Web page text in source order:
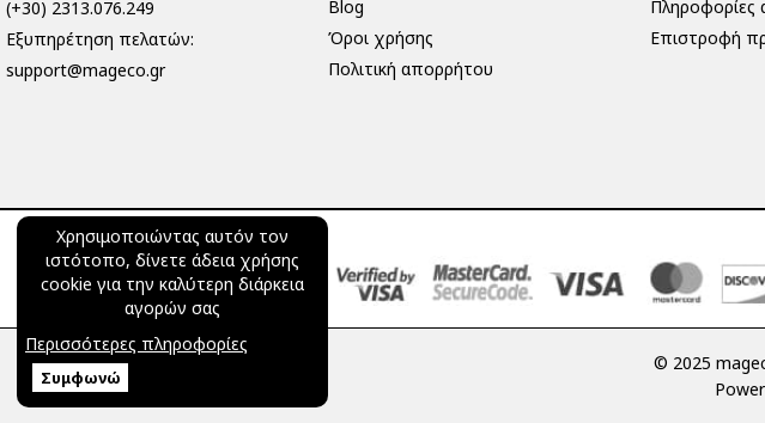
Χρησιμοποιώντας αυτόν τον
ιστότοπο, δίνετε άδεια χρήσης
cookie για την καλύτερη διάρκεια
αγορών σας
Περισσότερες πληροφορίες
Συμφωνώ
(+30) 2313.076.249
Eξυπηρέτηση πελατών:
support@mageco.gr
Blog
Όροι χρήσης
Πολιτική απορρήτου
Πληροφορίες
Επιστροφή
© 2025